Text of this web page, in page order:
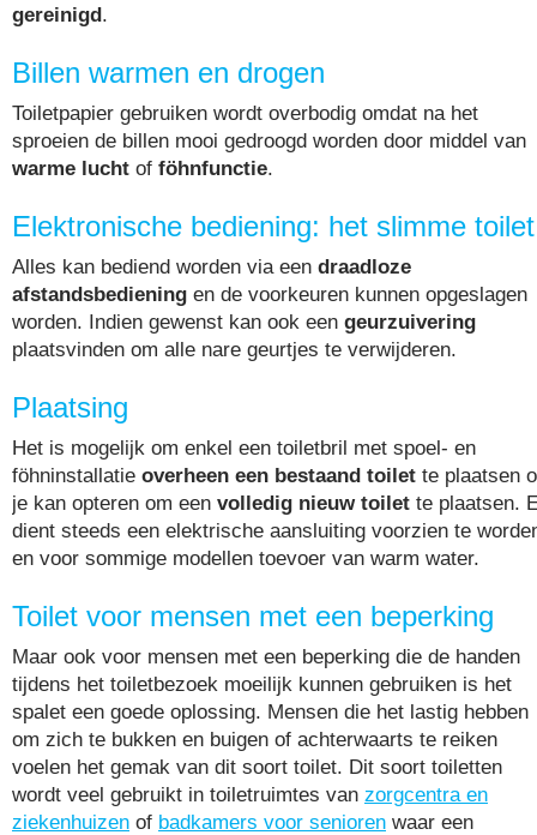
gereinigd.
Billen warmen en drogen
Toiletpapier gebruiken wordt overbodig omdat na het
sproeien de billen mooi gedroogd worden door middel van
warme lucht of föhnfunctie.
Elektronische bediening: het slimme toilet
Alles kan bediend worden via een draadloze
afstandsbediening en de voorkeuren kunnen opgeslagen
worden. Indien gewenst kan ook een geurzuivering
plaatsvinden om alle nare geurtjes te verwijderen.
Plaatsing
Het is mogelijk om enkel een toiletbril met spoel- en
föhninstallatie overheen een bestaand toilet te plaatsen
je kan opteren om een volledig nieuw toilet te plaatsen.
dient steeds een elektrische aansluiting voorzien te
en voor sommige modellen toevoer van warm water.
Toilet voor mensen met een beperking
Maar ook voor mensen met een beperking die de handen
tijdens het toiletbezoek moeilijk kunnen gebruiken is het
spalet een goede oplossing. Mensen die het lastig hebben
om zich te bukken en buigen of achterwaarts te reiken
voelen het gemak van dit soort toilet. Dit soort toiletten
wordt veel gebruikt in toiletruimtes van zorgcentra en
ziekenhuizen of badkamers voor senioren waar een